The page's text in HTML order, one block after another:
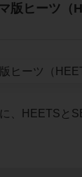
版ヒーツ（
、HEETSと